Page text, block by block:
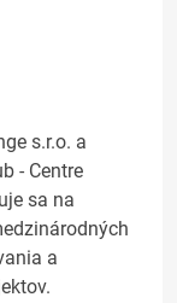
s.r.o. a
- Centre
sa na
a